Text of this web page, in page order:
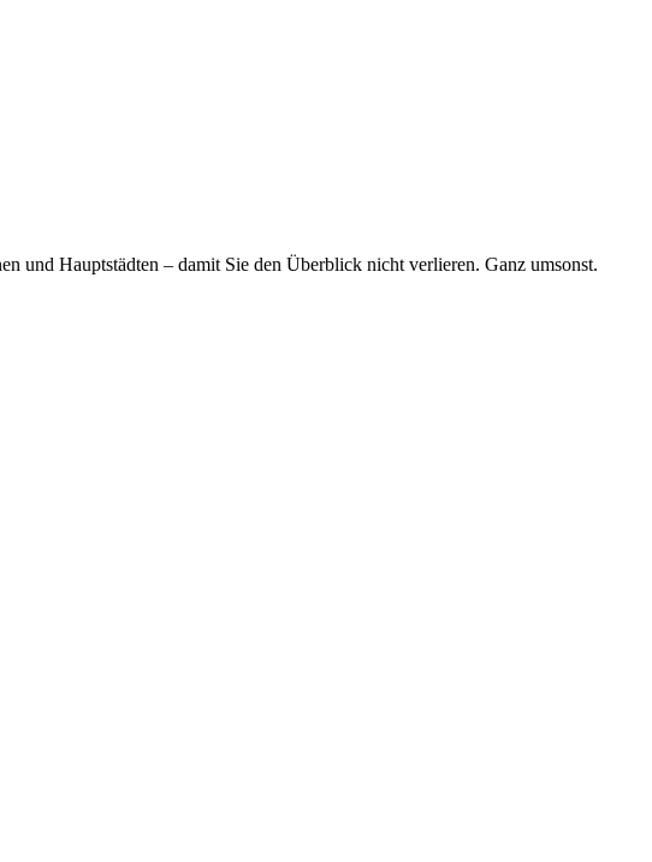
und Hauptstädten – damit Sie den Überblick nicht verlieren. Ganz umsonst.